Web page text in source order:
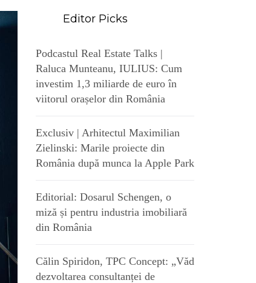
Editor Picks
Podcastul Real Estate Talks |
Raluca Munteanu, IULIUS: Cum
investim 1,3 miliarde de euro în
viitorul orașelor din România
Exclusiv | Arhitectul Maximilian
Zielinski: Marile proiecte din
România după munca la Apple Park
Editorial: Dosarul Schengen, o
miză și pentru industria imobiliară
din România
Călin Spiridon, TPC Concept: „Văd
dezvoltarea consultanței de